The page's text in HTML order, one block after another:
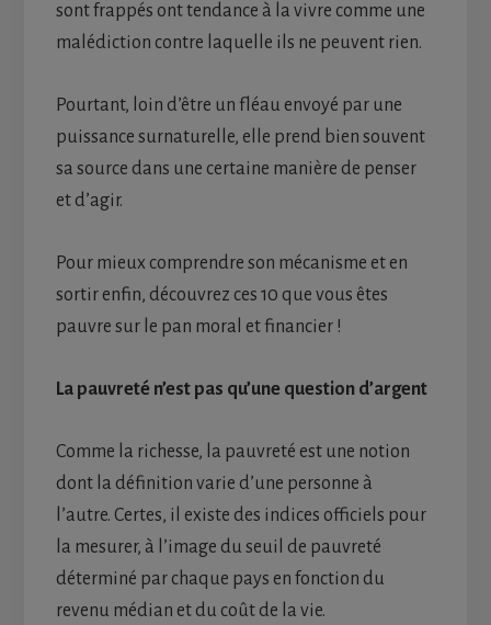
sont frappés ont tendance à la vivre comme une
malédiction contre laquelle ils ne peuvent rien.
Pourtant, loin d’être un fléau envoyé par une
puissance surnaturelle, elle prend bien souvent
sa source dans une certaine manière de penser
et d’agir.
Pour mieux comprendre son mécanisme et en
sortir enfin, découvrez ces 10 que vous êtes
pauvre sur le pan moral et financier !
La pauvreté n’est pas qu’une question d’argent
Comme la richesse, la pauvreté est une notion
dont la définition varie d’une personne à
l’autre. Certes, il existe des indices officiels pour
la mesurer, à l’image du seuil de pauvreté
déterminé par chaque pays en fonction du
revenu médian et du coût de la vie.